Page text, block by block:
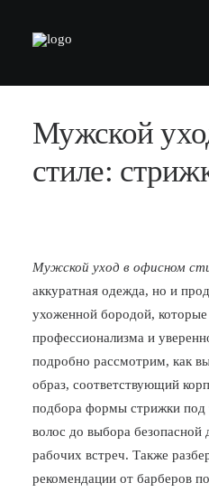
БАРБЕРШОПЫ
КОНТАКТЫ
ВАКАНСИИ
АКАДЕМИЯ
МОДЕЛЯМ
ФРАНШИЗА
БЛОГ
Мужской
стиле:
Мужской уход в офисном
аккуратная одежда, но и
ухоженной бородой, которые
профессионализма и
подробно рассмотрим, как
образ, соответствующий
подбора формы стрижки под
волос до выбора
рабочих встреч. Также
рекомендации от барберов